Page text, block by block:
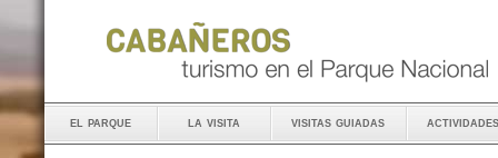
el parque la visita visitas guiadas actividades